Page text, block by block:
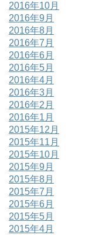
2016年10月
2016年9月
2016年8月
2016年7月
2016年6月
2016年5月
2016年4月
2016年3月
2016年2月
2016年1月
2015年12月
2015年11月
2015年10月
2015年9月
2015年8月
2015年7月
2015年6月
2015年5月
2015年4月